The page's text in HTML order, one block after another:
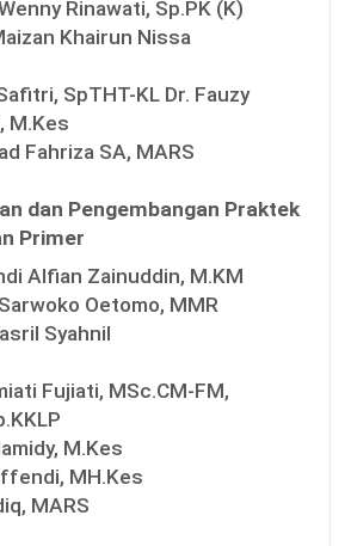
Rinawati, Sp.PK (K)
Khairun Nissa
SpTHT-KL Dr. Fauzy
M.Kes
Fahriza SA, MARS
dan Pengembangan Praktek
Primer
Alfian Zainuddin, M.KM
Oetomo, MMR
Syahnil
Fujiati, MSc.CM-FM,
M.Kes
MH.Kes
MARS